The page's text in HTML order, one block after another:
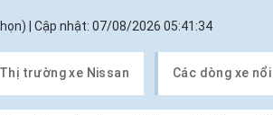
| Cập nhật: 07/08/2026 05:41:34
Thị trường xe Nissan Các dòng xe